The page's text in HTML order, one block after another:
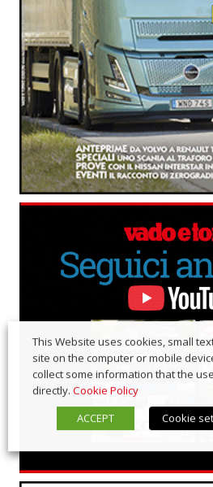
This Website uses cookies, small
site on the computer or mobile
collect some information that the
directly. Cookie Policy
ACCEPT
Cookie